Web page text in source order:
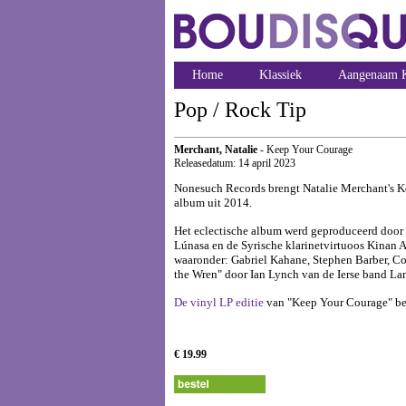
Home Klassiek Aangenaam
Pop / Rock Tip
Merchant, Natalie - Keep Your Courage
Releasedatum: 14 april 2023
Nonesuch Records brengt Natalie Merchant's
album uit 2014.
Het eclectische album werd geproduceerd
Lúnasa en de Syrische klarinetvirtuoos Kinan
waaronder: Gabriel Kahane, Stephen Barber,
the Wren" door Ian Lynch van de Ierse band
De vinyl LP editie van "Keep Your Courage"
€ 19.99